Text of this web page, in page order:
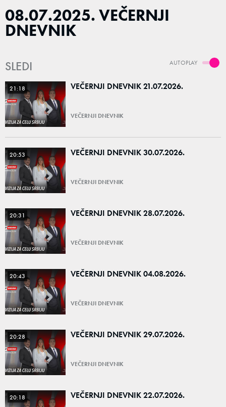
08.07.2025. VEČERNJI
DNEVNIK
AUTOPLAY
SLEDI
21:18 VEČERNJI DNEVNIK 21.07.2026.
VEČERNJI DNEVNIK
20:53 VEČERNJI DNEVNIK 30.07.2026.
VEČERNJI DNEVNIK
20:31 VEČERNJI DNEVNIK 28.07.2026.
VEČERNJI DNEVNIK
20:43 VEČERNJI DNEVNIK 04.08.2026.
VEČERNJI DNEVNIK
20:28 VEČERNJI DNEVNIK 29.07.2026.
VEČERNJI DNEVNIK
20:18 VEČERNJI DNEVNIK 22.07.2026.